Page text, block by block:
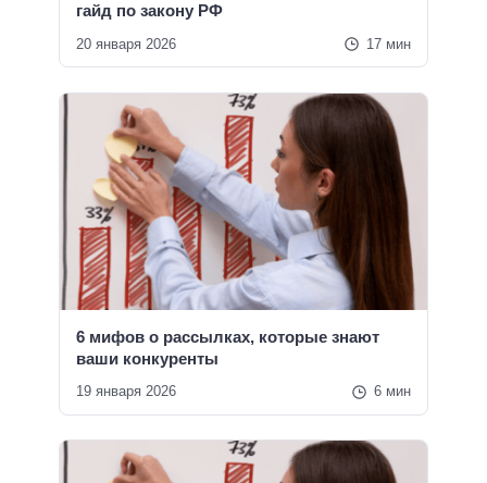
гайд по закону РФ
20 января 2026 17 мин
6 мифов о рассылках, которые знают
ваши конкуренты
19 января 2026 6 мин